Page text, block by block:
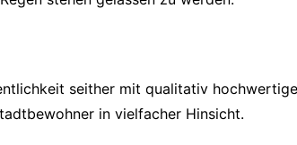
seither mit qualitativ
in vielfacher Hinsicht.